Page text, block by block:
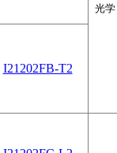
光
I21202FB-T2